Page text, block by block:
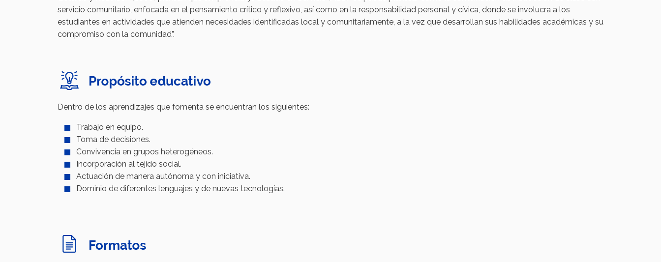
servicio comunitario, enfocada en el pensamiento crítico y reflexivo, así como en la responsabilidad personal y cívica, donde se involucra a los
estudiantes en actividades que atienden necesidades identificadas local y comunitariamente, a la vez que desarrollan sus habilidades académicas y su
compromiso con la comunidad”.
Dentro de los aprendizajes que fomenta se encuentran los siguientes:
Trabajo en equipo.
Toma de decisiones.
Convivencia en grupos heterogéneos.
Incorporación al tejido social.
Actuación de manera autónoma y con iniciativa.
Dominio de diferentes lenguajes y de nuevas tecnologías.